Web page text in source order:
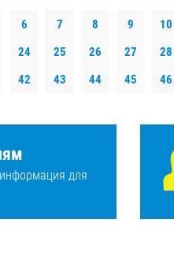
6 7 8 9
10
24 25 26 27
28
42 43 44 45 46
для